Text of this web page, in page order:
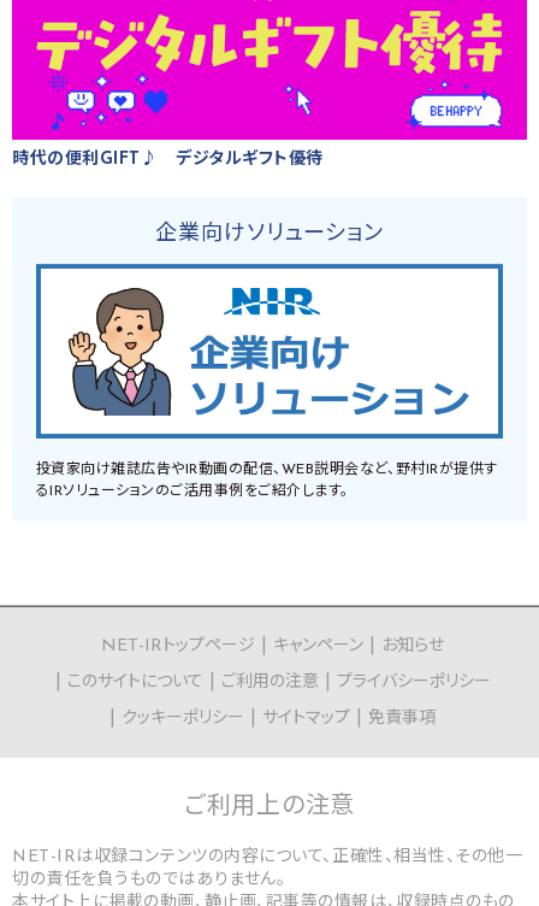
時代の便利GIFT♪ デジタルギフト優待
企業向けソリューション
投資家向け雑誌広告やIR動画の配信、WEB説明会など、野村IRが提供す
るIRソリューションのご活用事例をご紹介します。
NET-IRトップページ キャンペーン
お知らせ
このサイトについて
ご利用の注意
プライバシーポリシー
クッキーポリシー
サイトマップ 免責事項
ご利用上の注意
NET-IRは収録コンテンツの内容について、正確性、相当性、その他一
切の責任を負うものではありません。